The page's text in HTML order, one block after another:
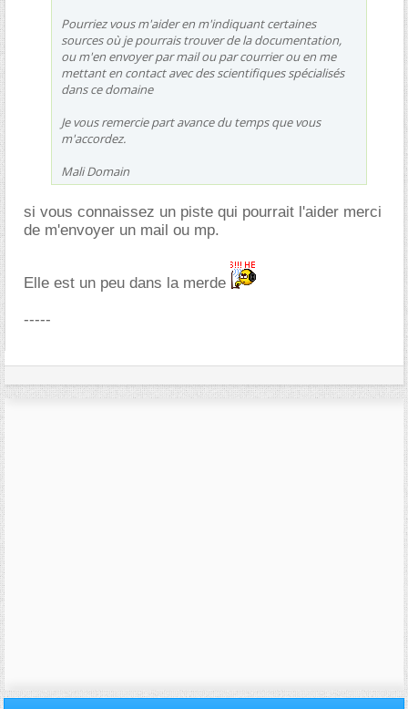
Pourriez vous m'aider en m'indiquant certaines
sources où je pourrais trouver de la documentation,
ou m'en envoyer par mail ou par courrier ou en me
mettant en contact avec des scientifiques spécialisés
dans ce domaine
Je vous remercie part avance du temps que vous
m'accordez.
Mali Domain
si vous connaissez un piste qui pourrait l'aider merci
de m'envoyer un mail ou mp.
Elle est un peu dans la merde
-----